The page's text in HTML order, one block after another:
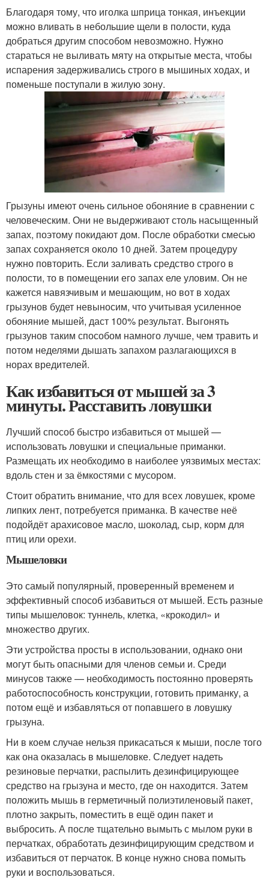
Благодаря тому, что иголка шприца тонкая, инъекции
можно вливать в небольшие щели в полости, куда
добраться другим способом невозможно. Нужно
стараться не выливать мяту на открытые места, чтобы
испарения задерживались строго в мышиных ходах, и
поменьше поступали в жилую зону.
Грызуны имеют очень сильное обоняние в сравнении с
человеческим. Они не выдерживают столь насыщенный
запах, поэтому покидают дом. После обработки смесью
запах сохраняется около 10 дней. Затем процедуру
нужно повторить. Если заливать средство строго в
полости, то в помещении его запах еле уловим. Он не
кажется навязчивым и мешающим, но вот в ходах
грызунов будет невыносим, что учитывая усиленное
обоняние мышей, даст 100% результат. Выгонять
грызунов таким способом намного лучше, чем травить и
потом неделями дышать запахом разлагающихся в
норах вредителей.
Как избавиться от мышей за 3
минуты. Расставить ловушки
Лучший способ быстро избавиться от мышей —
использовать ловушки и специальные приманки.
Размещать их необходимо в наиболее уязвимых местах:
вдоль стен и за ёмкостями с мусором.
Стоит обратить внимание, что для всех ловушек, кроме
липких лент, потребуется приманка. В качестве неё
подойдёт арахисовое масло, шоколад, сыр, корм для
птиц или орехи.
Мышеловки
Это самый популярный, проверенный временем и
эффективный способ избавиться от мышей. Есть разные
типы мышеловок: туннель, клетка, «крокодил» и
множество других.
Эти устройства просты в использовании, однако они
могут быть опасными для членов семьи и. Среди
минусов также — необходимость постоянно проверять
работоспособность конструкции, готовить приманку, а
потом ещё и избавляться от попавшего в ловушку
грызуна.
Ни в коем случае нельзя прикасаться к мыши, после того
как она оказалась в мышеловке. Следует надеть
резиновые перчатки, распылить дезинфицирующее
средство на грызуна и место, где он находится. Затем
положить мышь в герметичный полиэтиленовый пакет,
плотно закрыть, поместить в ещё один пакет и
выбросить. А после тщательно вымыть с мылом руки в
перчатках, обработать дезинфицирующим средством и
избавиться от перчаток. В конце нужно снова помыть
руки и воспользоваться.